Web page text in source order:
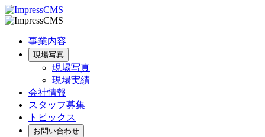
事業内容
現場写真
現場写真
現場実績
会社情報
スタッフ募集
トピックス
お問い合わせ